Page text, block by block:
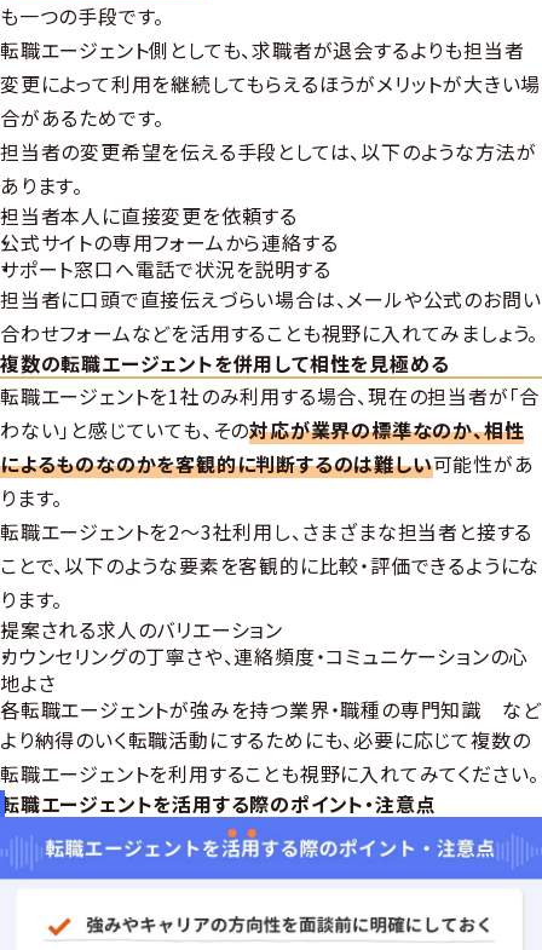
も一つの手段です。
転職エージェント側としても、求職者が退会するよりも担当者
変更によって利用を継続してもらえるほうがメリットが大きい場
合があるためです。
担当者の変更希望を伝える手段としては、以下のような方法が
あります。
担当者本人に直接変更を依頼する
公式サイトの専用フォームから連絡する
サポート窓口へ電話で状況を説明する
担当者に口頭で直接伝えづらい場合は、メールや公式のお問い
合わせフォームなどを活用することも視野に入れてみましょう。
複数の転職エージェントを併用して相性を見極める
転職エージェントを1社のみ利用する場合、現在の担当者が「合
わない」と感じていても、その対応が業界の標準なのか、相性
によるものなのかを客観的に判断するのは難しい可能性があ
ります。
転職エージェントを2～3社利用し、さまざまな担当者と接する
ことで、以下のような要素を客観的に比較・評価できるようにな
ります。
提案される求人のバリエーション
カウンセリングの丁寧さや、連絡頻度・コミュニケーションの心
地よさ
各転職エージェントが強みを持つ業界・職種の専門知識 など
より納得のいく転職活動にするためにも、必要に応じて複数の
転職エージェントを利用することも視野に入れてみてください。
転職エージェントを活用する際のポイント・注意点